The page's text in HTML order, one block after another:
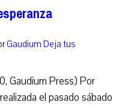
Gaudium Deja tus
Gaudium Press) Por
el pasado sábado